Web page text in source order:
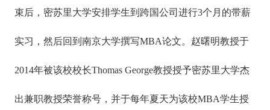
束后，密苏里大学安排学生到跨国公司进行3个月的带薪
实习，然后回到南京大学撰写MBA论文。赵曙明教授于
2014年被该校校长Thomas George教授授予密苏里大学杰
出兼职教授荣誉称号，并于每年夏天为该校MBA学生授